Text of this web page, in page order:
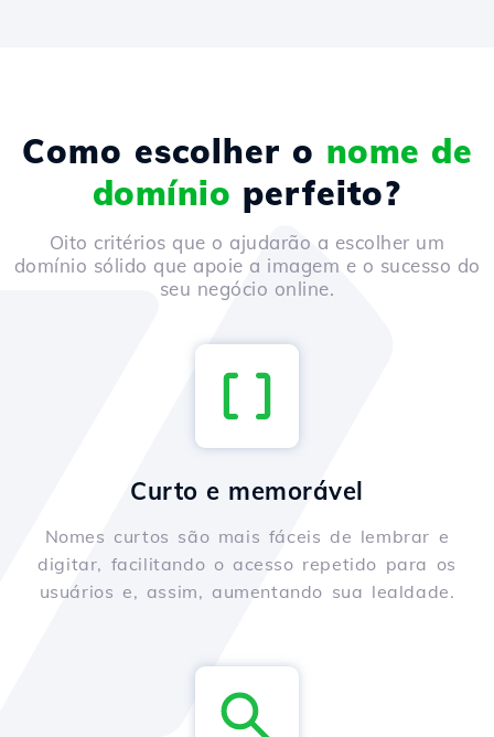
Como escolher o nome de
domínio perfeito?
Oito critérios que o ajudarão a escolher um
domínio sólido que apoie a imagem e o sucesso do
seu negócio online.
Curto e memorável
Nomes curtos são mais fáceis de lembrar e
digitar, facilitando o acesso repetido para os
usuários e, assim, aumentando sua lealdade.